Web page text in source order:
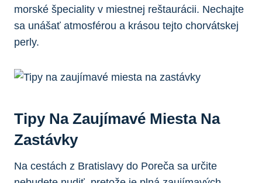
morské špeciality v miestnej reštaurácii. Nechajte
sa unášať atmosférou a krásou tejto chorvátskej
perly.
Tipy Na Zaujímavé Miesta Na
Zastávky
Na cestách z Bratislavy do Poreča sa určite